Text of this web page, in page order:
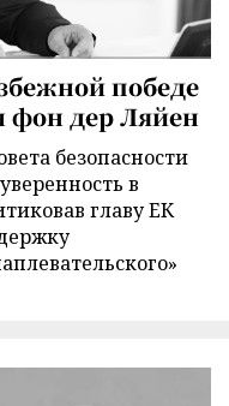
победе
фон дер Ляйен
безопасности
в
главу ЕК